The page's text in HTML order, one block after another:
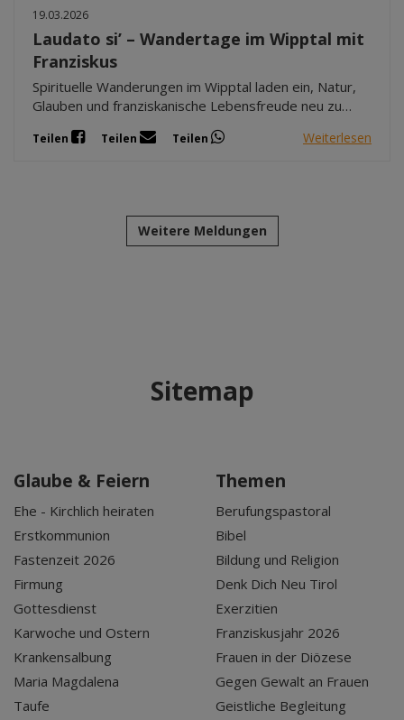
19.03.2026
Laudato si’ – Wandertage im Wipptal mit
Franziskus
Spirituelle Wanderungen im Wipptal laden ein, Natur,
Glauben und franziskanische Lebensfreude neu zu
Teilen Teilen Teilen Weiterlesen
Weitere Meldungen
Sitemap
Glaube & Feiern
Ehe - Kirchlich heiraten
Erstkommunion
Fastenzeit 2026
Firmung
Gottesdienst
Karwoche und Ostern
Krankensalbung
Maria Magdalena
Taufe
Themen
Berufungspastoral
Bibel
Bildung und Religion
Denk Dich Neu Tirol
Exerzitien
Franziskusjahr 2026
Frauen in der Diözese
Gegen Gewalt an Frauen
Geistliche Begleitung